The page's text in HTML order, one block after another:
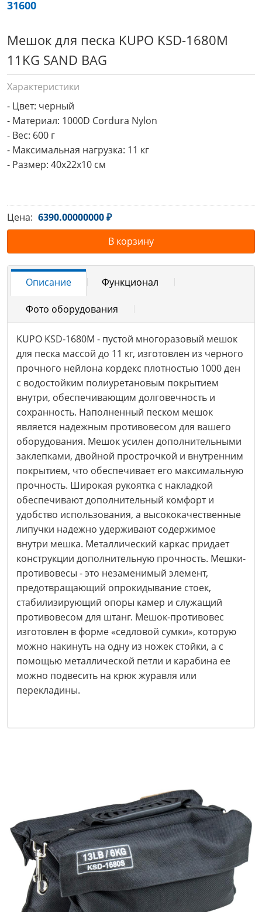
31600
Мешок для песка KUPO KSD-1680M
11KG SAND BAG
Характеристики
- Цвет: черный
- Материал: 1000D Cordura Nylon
- Вес: 600 г
- Максимальная нагрузка: 11 кг
- Размер: 40x22x10 см
Цена: 6390.00000000 ₽
В корзину
Описание Функционал
Фото оборудования
KUPO KSD-1680M - пустой многоразовый мешок
для песка массой до 11 кг, изготовлен из черного
прочного нейлона кордекс плотностью 1000 ден
с водостойким полиуретановым покрытием
внутри, обеспечивающим долговечность и
сохранность. Наполненный песком мешок
является надежным противовесом для вашего
оборудования. Мешок усилен дополнительными
заклепками, двойной прострочкой и внутренним
покрытием, что обеспечивает его максимальную
прочность. Широкая рукоятка с накладкой
обеспечивают дополнительный комфорт и
удобство использования, а высококачественные
липучки надежно удерживают содержимое
внутри мешка. Металлический каркас придает
конструкции дополнительную прочность. Мешки-
противовесы - это незаменимый элемент,
предотвращающий опрокидывание стоек,
стабилизирующий опоры камер и служащий
противовесом для штанг. Мешок-противовес
изготовлен в форме «седловой сумки», которую
можно накинуть на одну из ножек стойки, а с
помощью металлической петли и карабина ее
можно подвесить на крюк журавля или
перекладины.